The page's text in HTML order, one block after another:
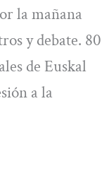
la mañana
y debate. 80
de Euskal
a la